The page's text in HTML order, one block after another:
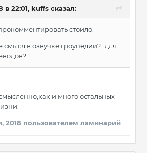
в 22:01, kuffs сказал:
стоило.
в озвучке гроупедии?.. для
и много остальных
2018 пользователем ламинарий